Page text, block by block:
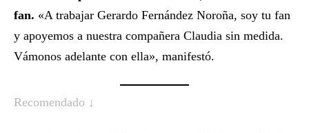
fan. «A trabajar Gerardo Fernández Noroña, soy tu fan
y apoyemos a nuestra compañera Claudia sin medida.
Vámonos adelante con ella», manifestó.
Recomendado ↓